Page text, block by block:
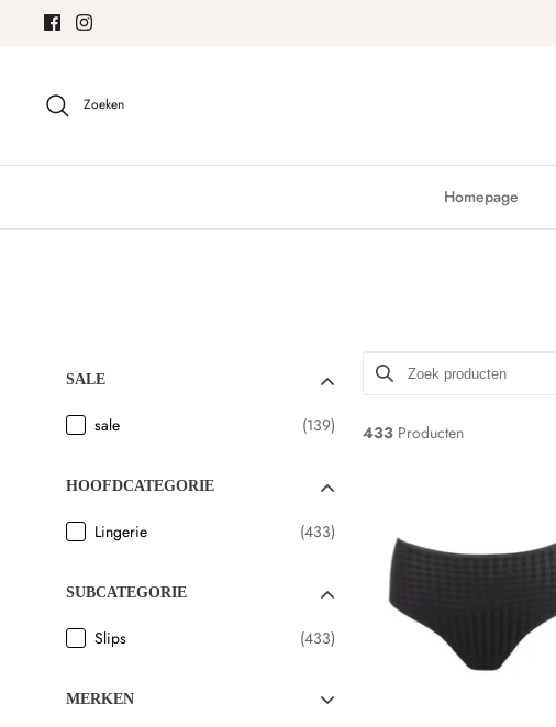
Meteen
content
Zoeken
Homepage
SALE
sale (139)
HOOFDCATEGORIE
Lingerie (433)
SUBCATEGORIE
Slips (433)
MERKEN
433Producten